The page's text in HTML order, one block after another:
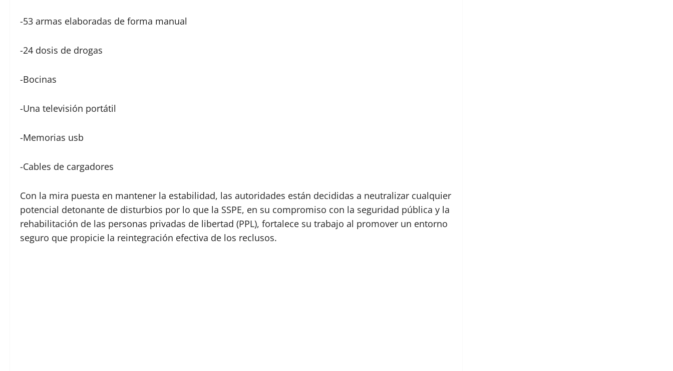
-53 armas elaboradas de forma manual
-24 dosis de drogas
-Bocinas
-Una televisión portátil
-Memorias usb
-Cables de cargadores
Con la mira puesta en mantener la estabilidad, las autoridades están decididas a neutralizar cualquier
potencial detonante de disturbios por lo que la SSPE, en su compromiso con la seguridad pública y la
rehabilitación de las personas privadas de libertad (PPL), fortalece su trabajo al promover un entorno
seguro que propicie la reintegración efectiva de los reclusos.